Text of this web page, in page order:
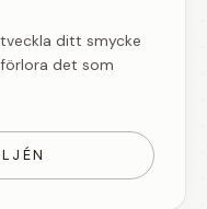
ditt smycke
det som